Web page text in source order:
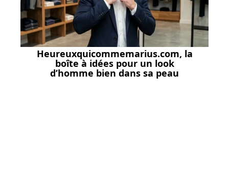
Heureuxquicommemarius.com, la
boîte à idées pour un look
d’homme bien dans sa peau